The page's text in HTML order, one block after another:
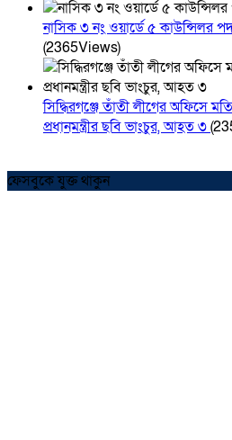
নাসিক ৩ নং ওয়ার্ডে ৫ কাউন্সিলর
(2365Views)
সিদ্ধিরগঞ্জে তাঁতী লীগের অফিসে
প্রধানমন্ত্রীর ছবি ভাংচুর, আহত ৩
ফেসবুকে যুক্ত থাকুন